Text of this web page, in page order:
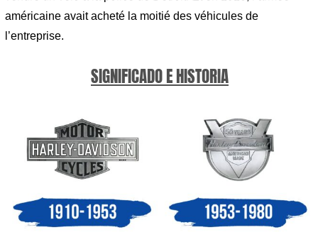
américaine avait acheté la moitié des véhicules de
l’entreprise.
SIGNIFICADO E HISTORIA